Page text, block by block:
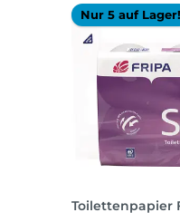
Nur 5 auf Lager!
Toilettenpapier